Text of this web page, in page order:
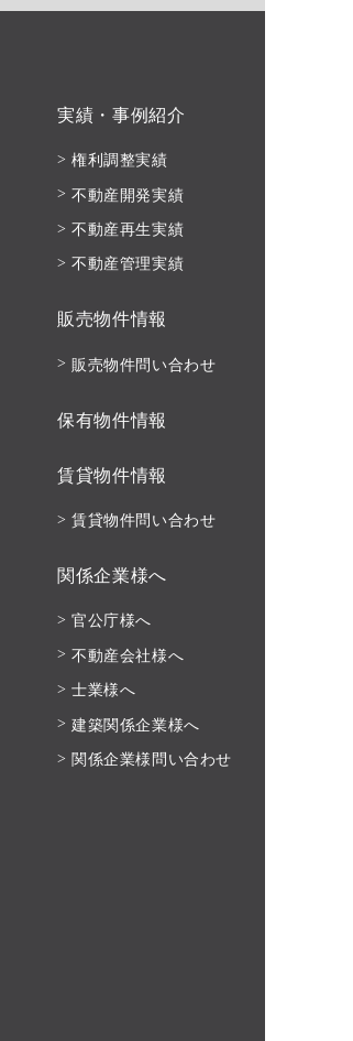
実績・事例紹介
権利調整実績
不動産開発実績
不動産再生実績
不動産管理実績
販売物件情報
販売物件問い合わせ
保有物件情報
賃貸物件情報
賃貸物件問い合わせ
関係企業様へ
官公庁様へ
不動産会社様へ
士業様へ
建築関係企業様へ
関係企業様問い合わせ